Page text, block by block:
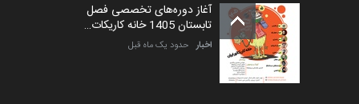
مهلت 5 ماه دیگر
آغاز دوره‌های تخصصی فصل
تابستان 1405 خانه کاریکات…
اخبار حدود یک ماه قبل